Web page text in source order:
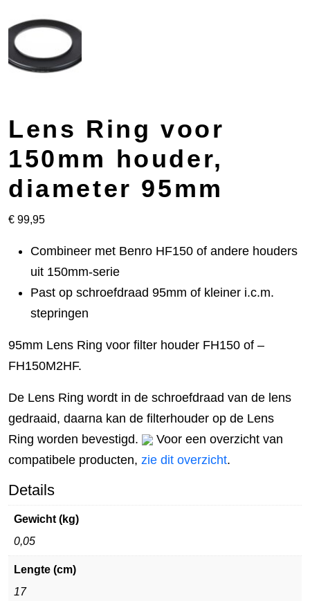
Lens Ring voor
150mm houder,
diameter 95mm
€ 99,95
Combineer met Benro HF150 of andere houders
uit 150mm-serie
Past op schroefdraad 95mm of kleiner i.c.m.
stepringen
95mm Lens Ring voor filter houder FH150 of –
FH150M2HF.
De Lens Ring wordt in de schroefdraad van de lens
gedraaid, daarna kan de filterhouder op de Lens
Ring worden bevestigd.
Voor een overzicht van
compatibele producten, zie dit overzicht.
Details
Gewicht (kg)
0,05
Lengte (cm)
17